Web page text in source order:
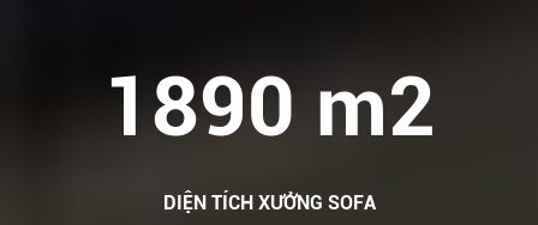
1890 m2
DIỆN TÍCH XƯỞNG SOFA